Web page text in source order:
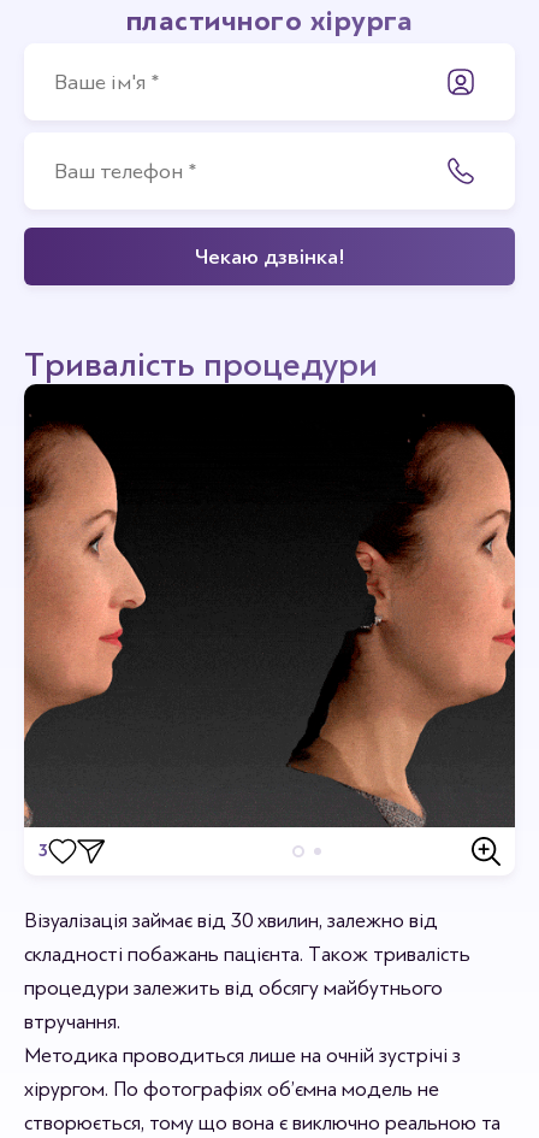
пластичного хірурга
Тривалість процедури
Візуалізація займає від 30 хвилин, залежно від
складності побажань пацієнта. Також тривалість
процедури залежить від обсягу майбутнього
втручання.
Методика проводиться лише на очній зустрічі з
хірургом. По фотографіях об’ємна модель не
створюється, тому що вона є виключно реальною та
3
Станьте першим хто залишить відгук.